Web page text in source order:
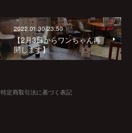
2022.01.30 23:50
【2月3日からワンちゃん再
開します】
特定商取引法に基づく表記